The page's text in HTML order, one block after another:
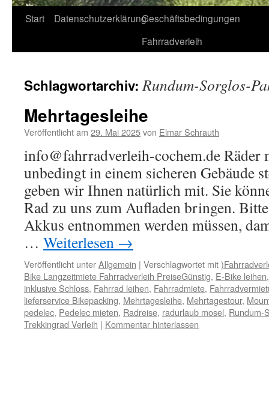
Start DatenschutzerklärungGeschäftsbedingungen
Fahrradverleih
Schlagwortarchiv:Rundum-Sorglos-
Mehrtagesleihe
Veröffentlicht am 29. Mai 2025von Elmar Schrauth
info@fahrradverleih-cochem.de Räder
unbedingt in einem sicheren Gebäude
geben wir Ihnen natürlich mit. Sie
Rad zu uns zum Aufladen bringen.
Akkus entnommen werden müssen,
… Weiterlesen →
Veröffentlicht unterAllgemein | Verschlagwortet mit
Bike Langzeitmiete Fahrradverleih PreiseGünstig, E-Bike leihen
inklusive Schloss, Fahrrad leihen, Fahrradmiete,
lieferservice Bikepacking, Mehrtagesleihe, Mehrtagestour,
pedelec, Pedelec mieten, Radreise, radurlaub mosel, Rundum-
Trekkingrad Verleih | Kommentar hinterlassen